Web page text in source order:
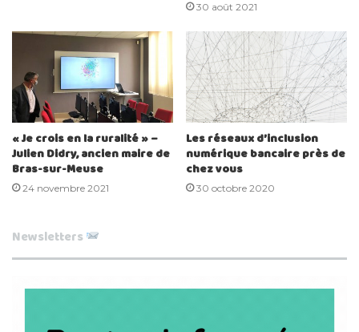
30 août 2021
« Je crois en la ruralité » –
Julien Didry, ancien maire de
Bras-sur-Meuse
24 novembre 2021
Les réseaux d’inclusion
numérique bancaire près de
chez vous
30 octobre 2020
Newsletters